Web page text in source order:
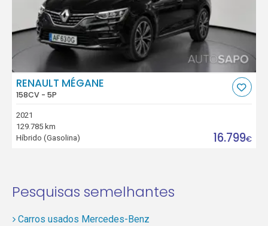
RENAULT MÉGANE
158CV - 5P
2021
129.785 km
Híbrido (Gasolina)
16.799€
Pesquisas semelhantes
Carros usados Mercedes-Benz